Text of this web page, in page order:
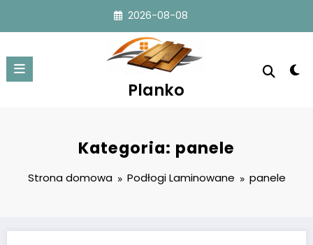
treści
2026-08-08
Planko
Kategoria: panele
Strona domowa Podłogi Laminowane panele